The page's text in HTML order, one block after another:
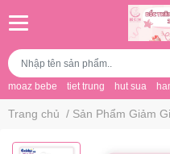
moaz bebe tiet trung hut sua
Trang chủ / Sản Phẩm Giảm